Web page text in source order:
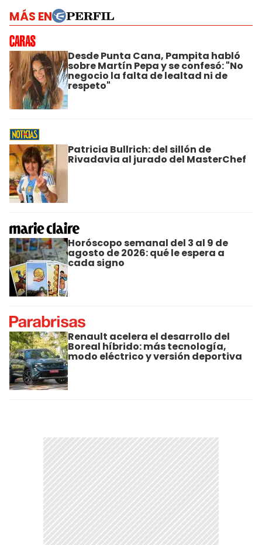
MÁS EN
Desde Punta Cana, Pampita habló
sobre Martín Pepa y se confesó: "No
negocio la falta de lealtad ni de
respeto"
Patricia Bullrich: del sillón de
Rivadavia al jurado del MasterChef
Horóscopo semanal del 3 al 9 de
agosto de 2026: qué le espera a
cada signo
Renault acelera el desarrollo del
Boreal híbrido: más tecnología,
modo eléctrico y versión deportiva